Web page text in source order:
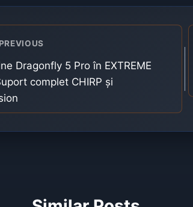
PREVIOUS
Dragonfly 5 Pro în EXTREME
complet CHIRP și